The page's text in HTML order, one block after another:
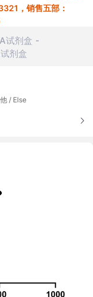
，销售五部：
试剂盒
剂盒
/ Else